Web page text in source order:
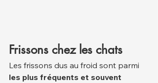
Frissons chez les chats
Les frissons dus au froid sont parmi
les plus fréquents et souvent